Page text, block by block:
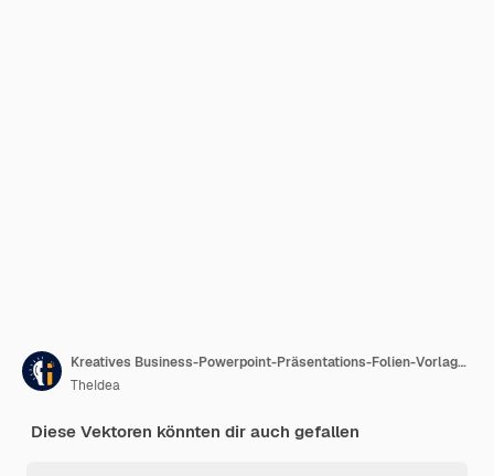
Kreatives Business-Powerpoint-Präsentations-Folien-Vorlagen-Design-Set
TheIdea
Diese Vektoren könnten dir auch gefallen